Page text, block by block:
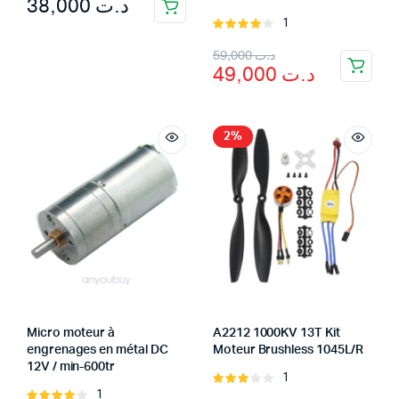
of 5
د.ت
Rated
of 5
1
د.ت59,000
Original
price
د.ت 59,000.
د.ت
Current
price
د.ت 49,000.
Micro moteur à
engrenages en métal DC
12V / min-600tr
Rated
1
2%
A2212 1000KV 13T Kit
Moteur Brushless 1045L/R
Rated
1